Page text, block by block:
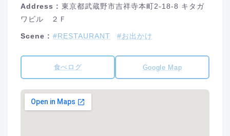
Address : 東京都武蔵野市吉祥寺本町2-18-8 キタガ
ワビル ２Ｆ
Scene : #RESTAURANT #お出かけ
食べログ Google Map